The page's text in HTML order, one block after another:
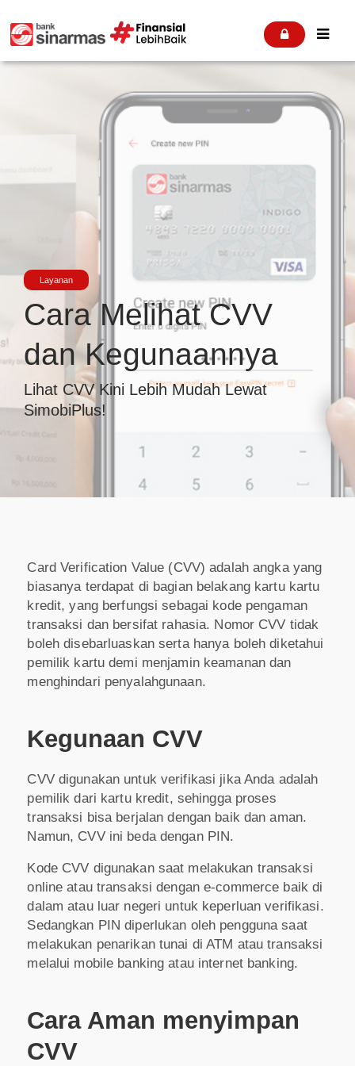
 
Layanan
Cara Melihat CVV
dan Kegunaannya
Lihat CVV Kini Lebih Mudah Lewat
SimobiPlus!
Card Verification Value (CVV) adalah angka yang
biasanya terdapat di bagian belakang kartu kartu
kredit, yang berfungsi sebagai kode pengaman
transaksi dan bersifat rahasia. Nomor CVV tidak
boleh disebarluaskan serta hanya boleh diketahui
pemilik kartu demi menjamin keamanan dan
menghindari penyalahgunaan.
Kegunaan CVV
CVV digunakan untuk verifikasi jika Anda adalah
pemilik dari kartu kredit, sehingga proses
transaksi bisa berjalan dengan baik dan aman.
Namun, CVV ini beda dengan PIN.
Kode CVV digunakan saat melakukan transaksi
online atau transaksi dengan e-commerce baik di
dalam atau luar negeri untuk keperluan verifikasi.
Sedangkan PIN diperlukan oleh pengguna saat
melakukan penarikan tunai di ATM atau transaksi
melalui mobile banking atau internet banking.
Cara Aman menyimpan
CVV